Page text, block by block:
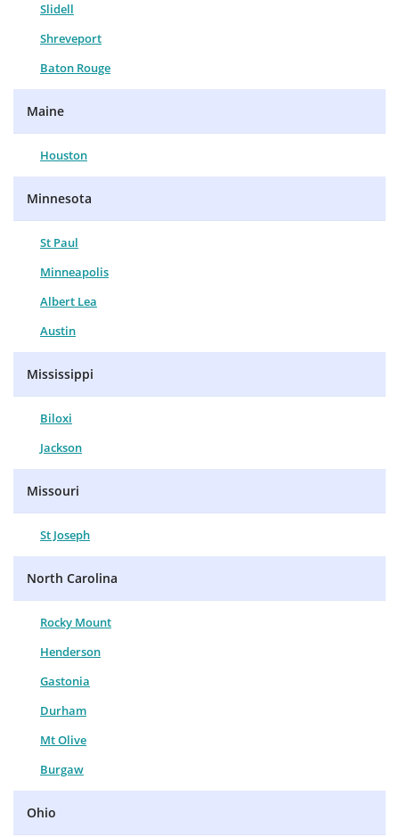
Slidell
Shreveport
Baton Rouge
Maine
Houston
Minnesota
St Paul
Minneapolis
Albert Lea
Austin
Mississippi
Biloxi
Jackson
Missouri
St Joseph
North Carolina
Rocky Mount
Henderson
Gastonia
Durham
Mt Olive
Burgaw
Ohio